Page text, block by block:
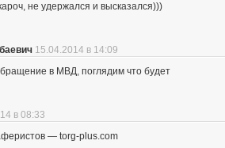
не удержался и высказался)))
15.04.2014 в 14:09
в МВД, поглядим что будет
в 08:33
— torg-plus.com